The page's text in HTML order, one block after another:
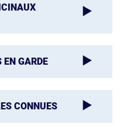
GARDE
CONNUES